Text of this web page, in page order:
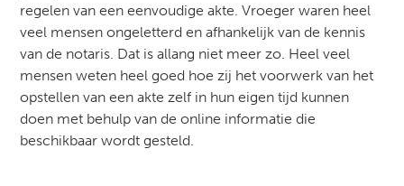
regelen van een eenvoudige akte. Vroeger waren heel
veel mensen ongeletterd en afhankelijk van de kennis
van de notaris. Dat is allang niet meer zo. Heel veel
mensen weten heel goed hoe zij het voorwerk van het
opstellen van een akte zelf in hun eigen tijd kunnen
doen met behulp van de online informatie die
beschikbaar wordt gesteld.